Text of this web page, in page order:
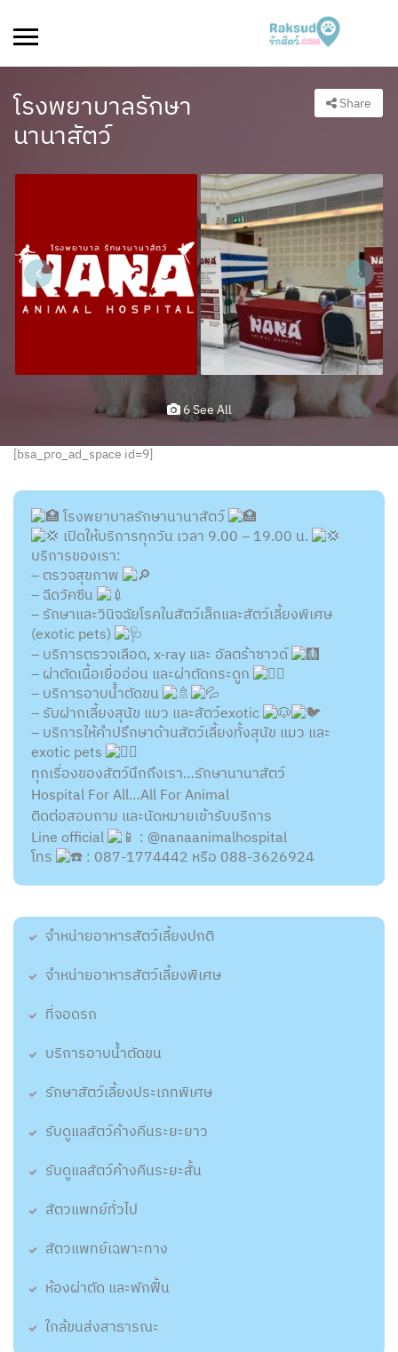
โรงพยาบาลรักษา
นานาสัตว์
Share
6 See All
[bsa_pro_ad_space id=9]
โรงพยาบาลรักษานานาสัตว์
เปิดให้บริการทุกวัน เวลา 9.00 – 19.00 น.
บริการของเรา:
– ตรวจสุขภาพ
– ฉีดวัคซีน
– รักษาและวินิจฉัยโรคในสัตว์เล็กและสัตว์เลี้ยงพิเศษ
(exotic pets)
– บริการตรวจเลือด, x-ray และ อัลตร้าซาวด์
– ผ่าตัดเนื้อเยื่ออ่อน และผ่าตัดกระดูก
– บริการอาบน้ำตัดขน
– รับฝากเลี้ยงสุนัข แมว และสัตว์exotic
– บริการให้คำปรึกษาด้านสัตว์เลี้ยงทั้งสุนัข แมว และ
exotic pets
ทุกเรื่องของสัตว์นึกถึงเรา…รักษานานาสัตว์
Hospital For All…All For Animal
ติดต่อสอบถาม และนัดหมายเข้ารับบริการ
Line official
: @nanaanimalhospital
โทร
: 087-1774442 หรือ 088-3626924
จำหน่ายอาหารสัตว์เลี้ยงปกติ
จำหน่ายอาหารสัตว์เลี้ยงพิเศษ
ที่จอดรถ
บริการอาบน้ำตัดขน
รักษาสัตว์เลี้ยงประเภทพิเศษ
รับดูแลสัตว์ค้างคืนระยะยาว
รับดูแลสัตว์ค้างคืนระยะสั้น
สัตวแพทย์ทั่วไป
สัตวแพทย์เฉพาะทาง
ห้องผ่าตัด และพักฟื้น
ใกล้ขนส่งสาธารณะ